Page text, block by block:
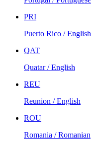
PRI
Puerto Rico / English
QAT
Quatar / English
REU
Reunion / English
ROU
Romania / Romanian